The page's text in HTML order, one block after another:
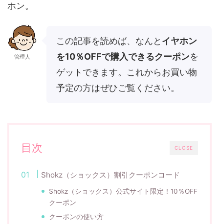
ホン。
管理人
この記事を読めば、なんと イヤホン
を10％OFFで購入できるクーポンを
ゲットできます。これからお買い物
予定の方はぜひご覧ください。
CLOSE
目次
Shokz（ショックス）割引クーポンコード
Shokz（ショックス）公式サイト限定！10％OFF
クーポン
クーポンの使い方